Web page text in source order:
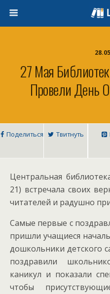
27 Мая
Провели День
Поделиться Твитнуть
Центральная
21) встречала своих
читателей и радушно
Самые первые с
пришли учащиеся
дошкольники детского
поздравили
каникул и показали
чтобы